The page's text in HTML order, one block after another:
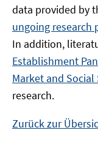
data provided by
ungoing research
In addition,
Establishment
Market and Social
research.
Zurück zur